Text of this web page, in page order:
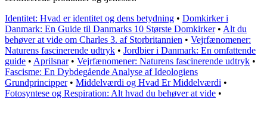
Identitet: Hvad er identitet og dens betydning • Domkirker i
Danmark: En Guide til Danmarks 10 Største Domkirker• Alt du
behøver at vide om Charles 3. af Storbritannien • Vejrfænomener:
Naturens fascinerende udtryk • Jordbier i Danmark: En omfattende
guide • Aprilsnar• Vejrfænomener: Naturens fascinerende udtryk •
Fascisme: En Dybdegående Analyse af Ideologiens
Grundprincipper• Middelværdi og Hvad Er Middelværdi •
Fotosyntese og Respiration: Alt hvad du behøver at vide •